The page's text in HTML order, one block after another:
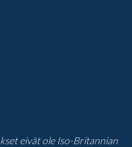
eivät ole Iso-Britannian